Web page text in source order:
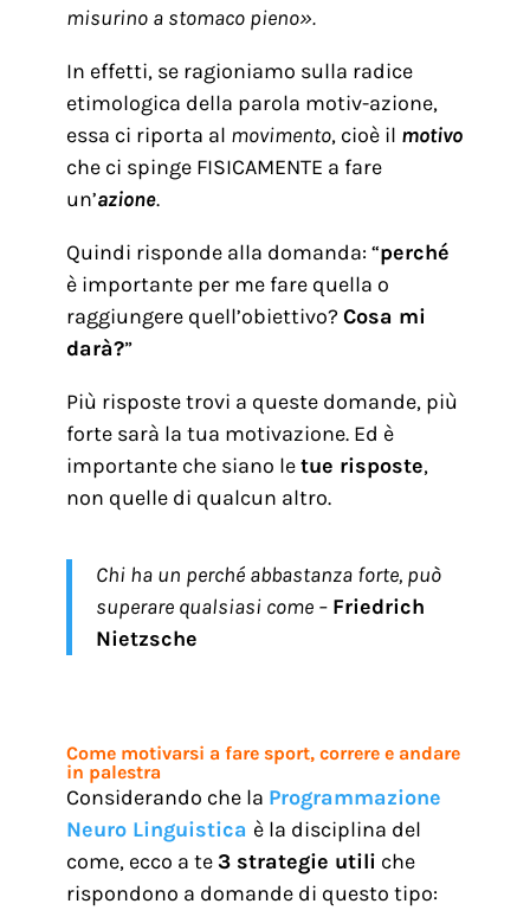
misurino a stomaco pieno».
In effetti, se ragioniamo sulla radice
etimologica della parola motiv-azione,
essa ci riporta al movimento, cioè il motivo
che ci spinge FISICAMENTE a fare
un’azione.
Quindi risponde alla domanda: “perché
è importante per me fare quella o
raggiungere quell’obiettivo?Cosa mi
darà?”
Più risposte trovi a queste domande, più
forte sarà la tua motivazione. Ed è
importante che siano letue risposte,
non quelle di qualcun altro.
Chi ha un perché abbastanza forte, può
superare qualsiasi come – Friedrich
Nietzsche
Come motivarsi a fare sport, correre e andare
in palestra
Considerando che la Programmazione
Neuro Linguistica è la disciplina del
come, ecco a te3 strategie utili che
rispondono a domande di questo tipo: